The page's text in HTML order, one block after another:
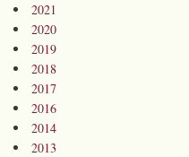
2021
2020
2019
2018
2017
2016
2014
2013